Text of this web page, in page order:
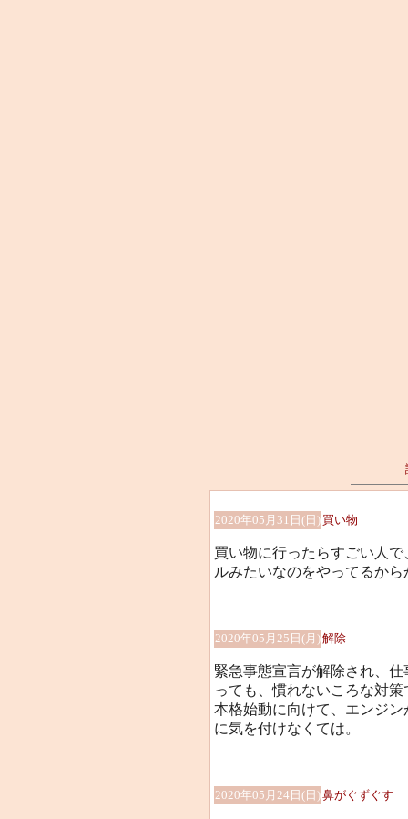
2020年05月31日(日) 買い物
買い物に行ったらすごい人
ルみたいなのをやってるか
2020年05月25日(月)解除
緊急事態宣言が解除され、
っても、慣れないころな対
本格始動に向けて、エンジ
に気を付けなくては。
2020年05月24日(日)鼻がぐずぐす